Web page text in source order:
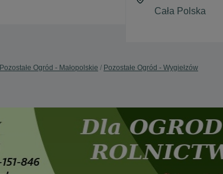
Pozostałe Ogród - Małopolskie Pozostałe Ogród - Wygiełzów